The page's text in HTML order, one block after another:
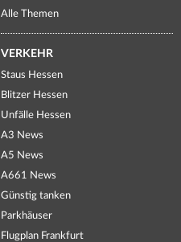
Alle Themen
VERKEHR
Staus Hessen
Blitzer Hessen
Unfälle Hessen
A3 News
A5 News
A661 News
Günstig tanken
Parkhäuser
Flugplan Frankfurt